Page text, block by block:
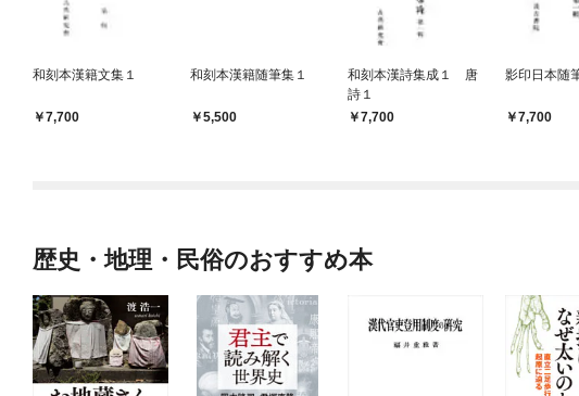
和刻本漢籍文集１
7,700
和刻本漢籍随筆集１
5,500
和刻本漢詩集成１ 唐
詩１
7,700
影印日本随
7,700
歴史・地理・民俗のおすすめ本